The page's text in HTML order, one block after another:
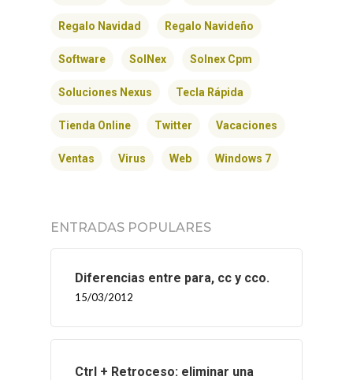
Regalo Navidad Regalo Navideño
Software SolNex Solnex Cpm
Soluciones Nexus Tecla Rápida
Tienda Online Twitter Vacaciones
Ventas Virus Web Windows 7
ENTRADAS POPULARES
Diferencias entre para, cc y cco.
15/03/2012
Ctrl + Retroceso: eliminar una
INICIO
SOLNEX
BLOG
CONTACTO